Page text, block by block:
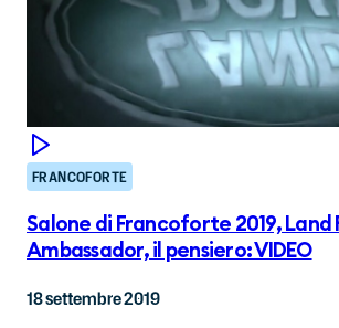
FRANCOFORTE
Salone di Francoforte 2019, Land
Ambassador, il pensiero: VIDEO
18 settembre 2019